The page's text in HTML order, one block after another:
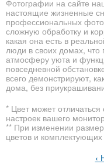
Фотографии на сайте
настоящие жизненные
профессиональных
сложную обработку и
какая она есть в
люди в своих домах, что
атмосферу уюта и
повседневной
всего демонстрируют,
дома, без
* Цвет может отличаться
настроек вашего
** При изменении
цветов и
‹